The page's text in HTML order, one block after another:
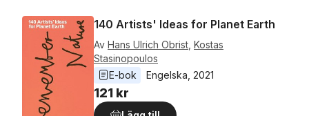
140 Artists' Ideas for Planet Earth
Av Hans Ulrich Obrist, Kostas
Stasinopoulos
E-bok
Engelska, 2021
121 kr